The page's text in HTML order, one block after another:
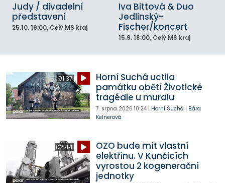
Judy / divadelní
představení
25.10. 19:00, Celý MS kraj
Iva Bittová & Duo
Jedlinský-
Fischer/koncert
15.9. 18:00, Celý MS kraj
01:37
Horní Suchá uctila
památku obětí Životické
tragédie u muralu
7. srpna 2026 10:24| Horní Suchá | Bára
Kelnerová
02:44
OZO bude mít vlastní
elektřinu. V Kunčicích
vyrostou 2 kogenerační
jednotky